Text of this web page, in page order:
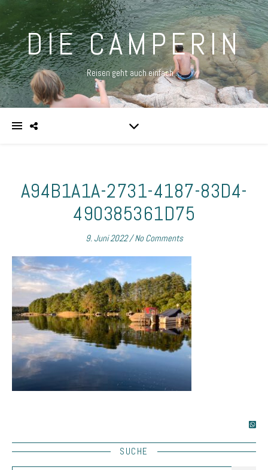
DIE CAMPERIN
Reisen geht auch einfach …
A94B1A1A-2731-4187-83D4-
490385361D75
9. Juni 2022/ No Comments
SUCHE